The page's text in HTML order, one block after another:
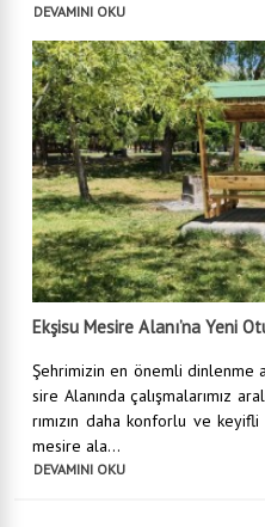
DEVAMINI OKU
Ekşisu Mesire Alanı’na Yeni
Şehrimizin en önemli dinlenme
sire Alanında çalışmalarımız
rımızın daha konforlu ve
mesire ala...
DEVAMINI OKU